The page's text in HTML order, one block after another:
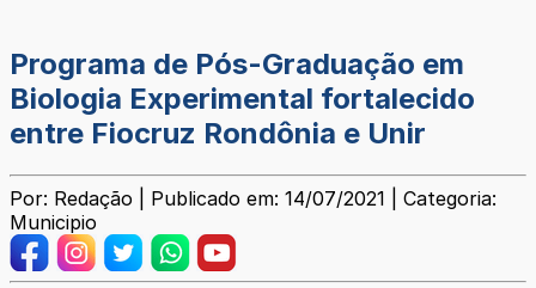
Programa de Pós-Graduação em
Biologia Experimental fortalecido
entre Fiocruz Rondônia e Unir
Por: Redação | Publicado em: 14/07/2021 | Categoria:
Municipio